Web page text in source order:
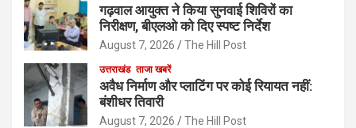
गढ़वाल आयुक्त ने किया सुनवाई शिविरों का
निरीक्षण, बीएलओ को दिए स्पष्ट निर्देश
August 7, 2026 The Hill Post
उत्तराखंड ताजा खबरें
अवैध निर्माण और प्लाटिंग पर कोई रियायत नहीं:
बंशीधर तिवारी
August 7, 2026 The Hill Post